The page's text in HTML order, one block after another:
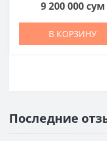
9 200 000 сум
В КОРЗИНУ
Последние